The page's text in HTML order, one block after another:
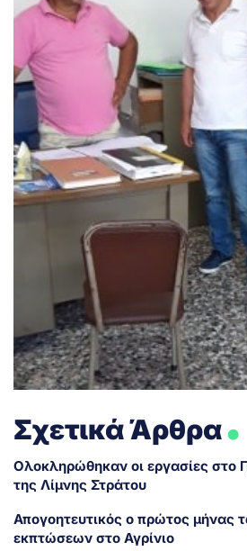
Σχετικά Άρθρα.
Ολοκληρώθηκαν οι εργασίες στο
της Λίμνης Στράτου
Απογοητευτικός ο πρώτος μήνας
εκπτώσεων στο Αγρίνιο